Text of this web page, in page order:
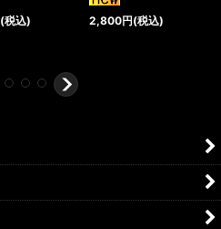
(税込) 2,800円(税込)